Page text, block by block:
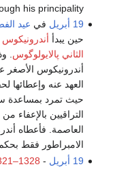
his principality.
19 أبريل
في عيد
حين يبدأ أندرونيكوس
الثاني پالايولوگوس .
أندرونيكوس الأصغر
العهد عنه وإعطائها
حيث تمرد بمساعدة
التراقيين
العاصمة. فأعطاه
الامبراطور فقط
19 أبريل - At